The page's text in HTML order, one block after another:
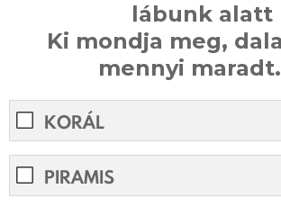
lábunk alatt
Ki mondja meg,
mennyi
KORÁL
PIRAMIS